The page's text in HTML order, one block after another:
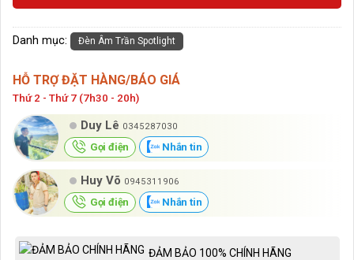
Danh mục: Đèn Âm Trần Spotlight
HỖ TRỢ ĐẶT HÀNG/BÁO GIÁ
Thứ 2 - Thứ 7 (7h30 - 20h)
Duy Lê 0345287030
Gọi điện Nhắn tin
Huy Võ 0945311906
Gọi điện Nhắn tin
ĐẢM BẢO 100% CHÍNH HÃNG